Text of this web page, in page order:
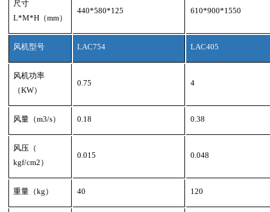
尺寸
L*M*H （mm）
440*580*125 610*900*1550
风机型号 LAC754 LAC405
风机功率
（KW）
0.75 4
风量（m3/s） 0.18 0.38
风压（
kgf/cm2 ）
0.015 0.048
重量（kg ） 40 120